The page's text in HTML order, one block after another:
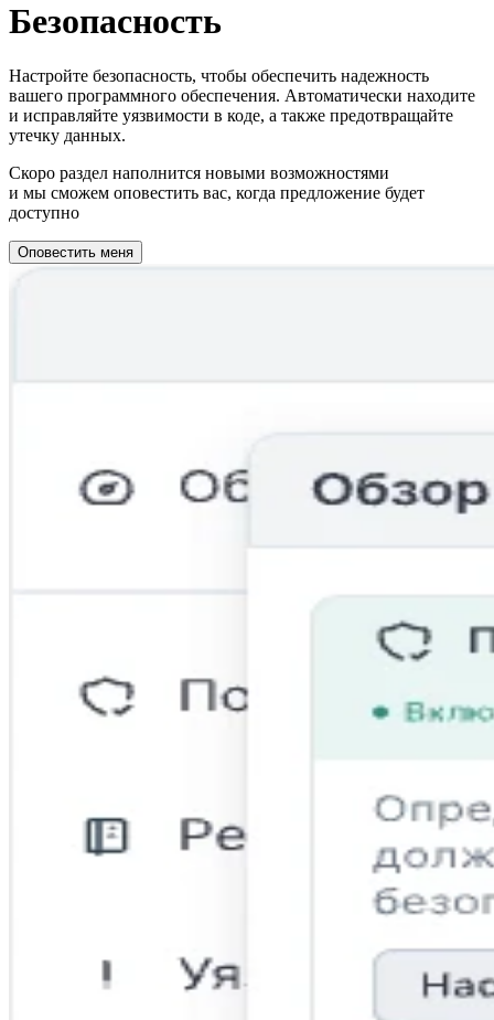
Безопасность
Настройте безопасность, чтобы обеспечить надежность
вашего программного обеспечения. Автоматически находите
и исправляйте уязвимости в коде, а также предотвращайте
утечку данных.
Скоро раздел наполнится новыми возможностями
и мы сможем оповестить вас, когда предложение будет
доступно
Оповестить меня